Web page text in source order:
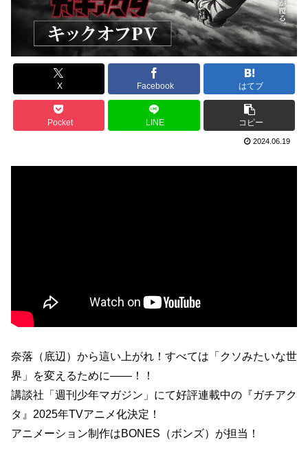
X Facebook はてブ
Pocket LINE コピー
2024.06.19
奈落（底辺）から這い上がれ！すべては「クソみたいな世
界」を変えるために――！！
講談社「週刊少年マガジン」にて好評連載中の『ガチアク
タ』2025年TVアニメ化決定！
アニメーション制作はBONES（ボンズ）が担当！